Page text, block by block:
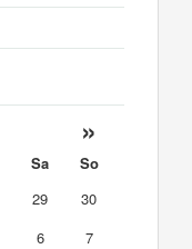
»
Sa
So
29
30
6
7